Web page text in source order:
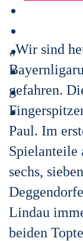
„Wir sind
gefahren.
Paul. Im
Spielanteile
sechs,
Lindau
beiden